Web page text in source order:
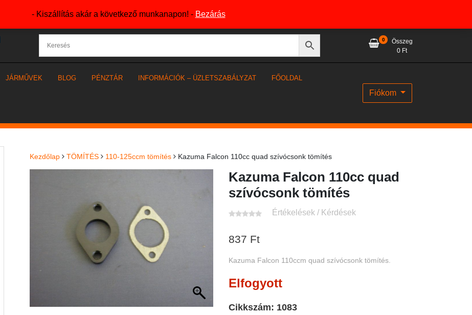
- Kiszállítás akár a következő munkanapon! - Bezárás
0
Összeg
0 Ft
JÁRMŰVEK BLOG PÉNZTÁR INFORMÁCIÓK – ÜZLETSZABÁLYZAT FŐOLDAL
Fiókom
Kezdőlap TÖMÍTÉS 110-125ccm tömítés Kazuma Falcon 110cc quad szívócsonk tömítés
Kazuma Falcon 110cc quad
szívócsonk tömítés
Értékelések / Kérdések
837 Ft
Kazuma Falcon 110ccm quad szívócsonk tömítés.
Elfogyott
Cikkszám: 1083